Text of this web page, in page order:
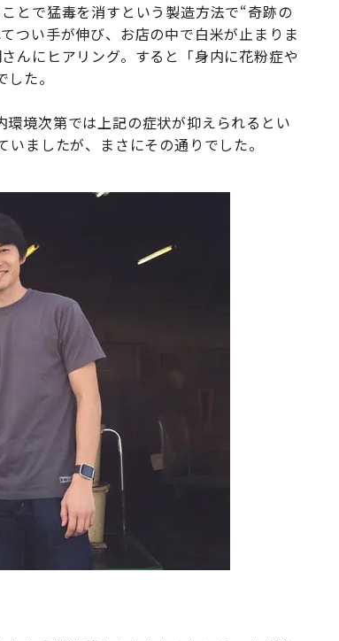
とで猛毒を消すという製造方法で“奇跡の
つい手が伸び、お店の中で白米が止まりま
んにヒアリング。すると「身内に花粉症や
た。
境次第では上記の症状が抑えられるとい
ましたが、まさにその通りでした。